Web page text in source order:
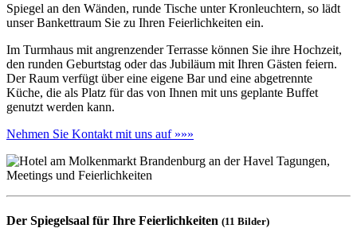
Spiegel an den Wänden, runde Tische unter Kronleuchtern, so lädt
unser Bankettraum Sie zu Ihren Feierlichkeiten ein.
Im Turmhaus mit angrenzender Terrasse können Sie ihre Hochzeit,
den runden Geburtstag oder das Jubiläum mit Ihren Gästen feiern.
Der Raum verfügt über eine eigene Bar und eine abgetrennte
Küche, die als Platz für das von Ihnen mit uns geplante Buffet
genutzt werden kann.
Nehmen Sie Kontakt mit uns auf »»»
Der Spiegelsaal für Ihre Feierlichkeiten (11 Bilder)